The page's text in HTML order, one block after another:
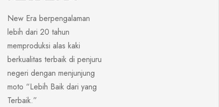
New Era berpengalaman
lebih dari 20 tahun
memproduksi alas kaki
berkualitas terbaik di penjuru
negeri dengan menjunjung
moto “Lebih Baik dari yang
Terbaik.”